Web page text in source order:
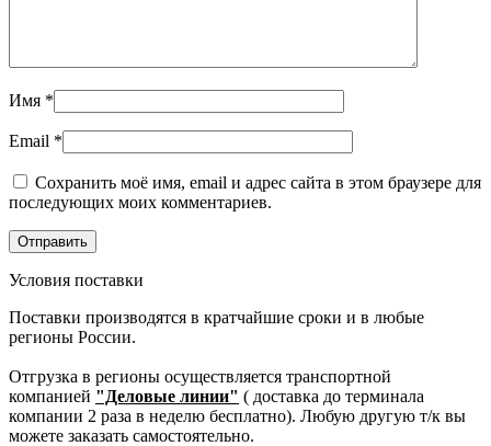
Имя *
Email *
Сохранить моё имя, email и адрес сайта в этом браузере для
последующих моих комментариев.
Условия поставки
Поставки производятся в кратчайшие сроки и в любые
регионы России.
Отгрузка в регионы осуществляется транспортной
компанией "Деловые линии" ( доставка до терминала
компании 2 раза в неделю бесплатно). Любую другую т/к вы
можете заказать самостоятельно.